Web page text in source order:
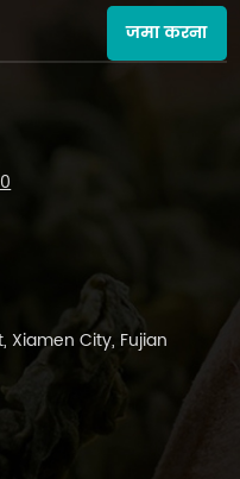
जमा करना
Xiamen City, Fujian